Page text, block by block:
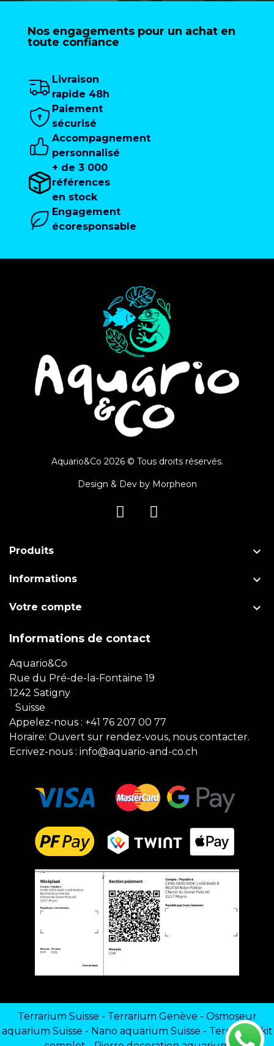
Nos engagements pour un achat en
toute confiance
Livraison
rapide 48h
Paiement
sécurisé
Accompagnement
personnalisé
+ de 3 000
références
en stock
Engagement
écoresponsable
Aquario&Co 2026 © Tous droits réservés.
Design & Dev by Morpheon
Produits 
Informations 
Votre compte 
Informations de contact
Aquario&Co
Rue du Pré-de-la-Fontaine 19
1242 Satigny
Suisse
Appelez-nous : +41 76 207 00 77
Horaire: Ouvert sur rendez-vous, nous contacter.
Ecrivez-nous : info@aquario-and-co.ch
Terrarium Suisse - Terrarium Genève - Osmoseur
aquarium Suisse - Nano aquarium Suisse - Terrarium kit